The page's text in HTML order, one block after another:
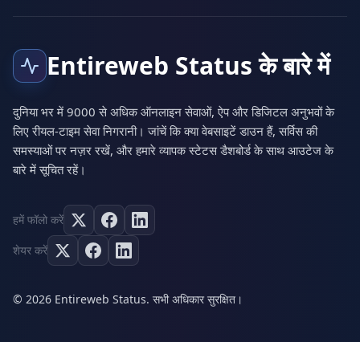
Entireweb Status के बारे में
दुनिया भर में 9000 से अधिक ऑनलाइन सेवाओं, ऐप और डिजिटल अनुभवों के
लिए रीयल-टाइम सेवा निगरानी। जांचें कि क्या वेबसाइटें डाउन हैं, सर्विस की
समस्याओं पर नज़र रखें, और हमारे व्यापक स्टेटस डैशबोर्ड के साथ आउटेज के
बारे में सूचित रहें।
हमें फॉलो करें
शेयर करें
© 2026 Entireweb Status. सभी अधिकार सुरक्षित।